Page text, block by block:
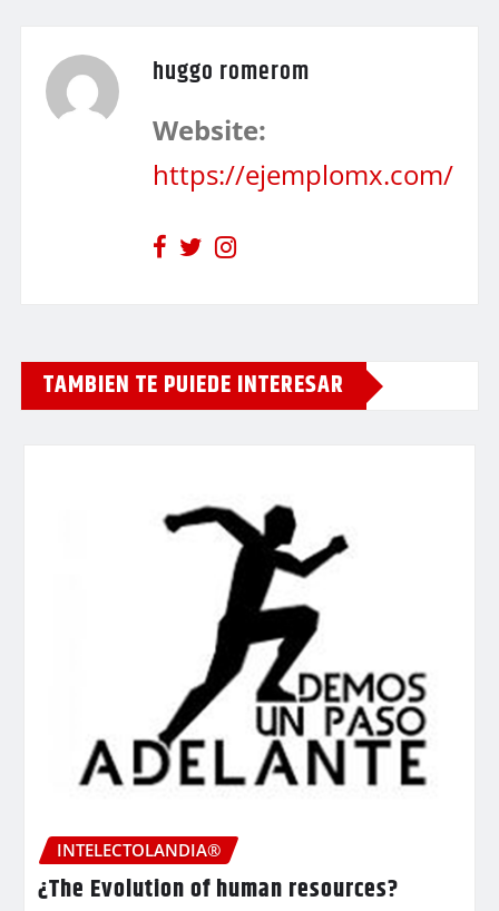
huggo romerom
Website:
https://ejemplomx.com/
TAMBIEN TE PUIEDE INTERESAR
INTELECTOLANDIA®
¿The Evolution of human resources?